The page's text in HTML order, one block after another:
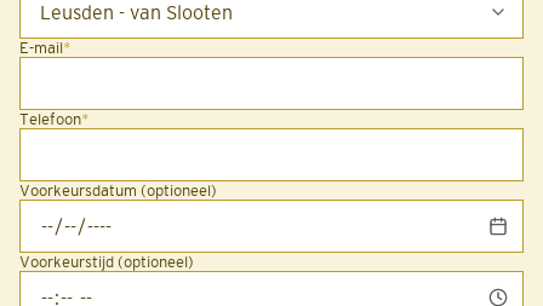
E-mail*
Telefoon*
Voorkeursdatum (optioneel)
Voorkeurstijd (optioneel)